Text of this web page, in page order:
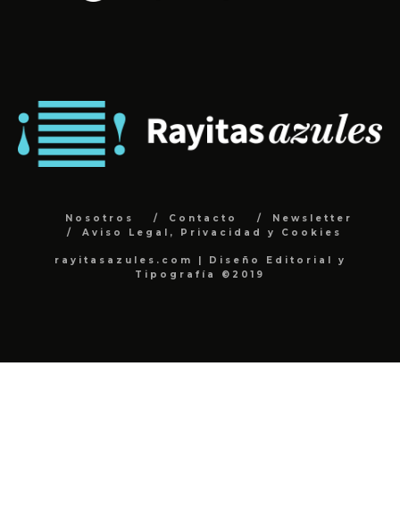
Nosotros Contacto
Newsletter
Aviso Legal, Privacidad y Cookies
rayitasazules.com | Diseño Editorial y
Tipografía ©2019